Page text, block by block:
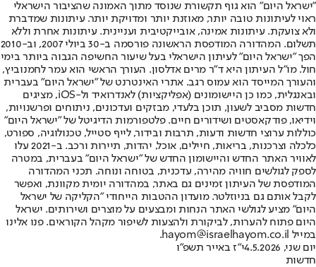
"ישראל היום" הוא גוף תקשורת שנוסד מתוך האמונה שהציבור הישראלי
ראוי לעיתונות טובה יותר, מאוזנת יותר ומדויקת יותר. עיתונות שמדברת
ולא צועקת. עיתונות אמינה, אובייקטיבית ועניינית. עיתונות אחרת וללא
תשלום. המהדורה המודפסת הראשונה פורסמה ב-30 ביולי 2007, וב-2010
הפך "ישראל היום" לעיתון הישראלי בעל שיעור החשיפה הגבוה ביותר בימי
חול. מו"ל העיתון היא ד"ר מרים אדלסון. העורך הראשי הוא עמר לחמנוביץ,
והעורך המייסד הוא עמוס רגב. אתרי האינטרנט של "ישראל היום" בעברית
ובאנגלית, כמו כן היישומונים (אפליקציות) לאנדרואיד ול-iOS, מציגים
חדשות מסביב לשעון, תוכן בלעדי, מבזקים ועדכונים, ניתוחים ופרשנויות,
וידיאו, פודקאסטים ושידורים חיים. פלטפורמות הדיגיטל של "ישראל היום"
כוללות ערוצי חדשות ודעות, תרבות ובידור, לייף סטייל, טכנולוגיה, ספורט,
כלכלה וצרכנות, בריאות, חיילים, אוכל, יהדות, תיירות ורכב. ב-2021 עלו
לאוויר האתר החדש והיישומון החדש של "ישראל היום" בעברית, במטרה
לספק לגולשים חוויה מהירה, עדכנית, בטוחה ונוחה. תכני המהדורה
המודפסת של העיתון זמינים גם באתר, במהדורה יומית מקוונת, ואפשר
לקבל אותם גם בניוזלטר. מועדון ההטבות הייחודי "הקליקה של ישראל
היום" מציע לגולשי האתר הנחות ומבצעים על מוצרים ושירותים. ישראל
היום פתוח להערות, לביקורת ולהצעות לשיפור מקהל הקוראים. פנו אלינו
במייל hayom@israelhayom.co.il.
יום שני, 4.5.2026
י"ז באייר תשפ"ו
חדשות